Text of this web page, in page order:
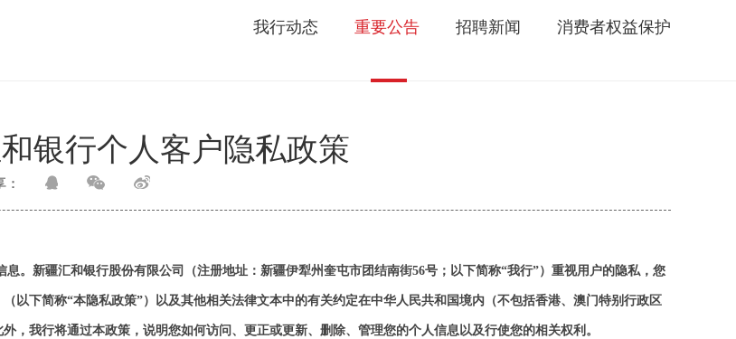
我行动态 重要公告 招聘新闻 消费者权益保护
银行个人客户隐私政策
：
。新疆汇和银行股份有限公司（注册地址：新疆伊犁州奎屯市团结南街56号；以下简称“我行”）重视用户的隐私，您
以下简称“本隐私政策”）以及其他相关法律文本中的有关约定在中华人民共和国境内（不包括香港、澳门特别行政区
，我行将通过本政策，说明您如何访问、更正或更新、删除、管理您的个人信息以及行使您的相关权利。